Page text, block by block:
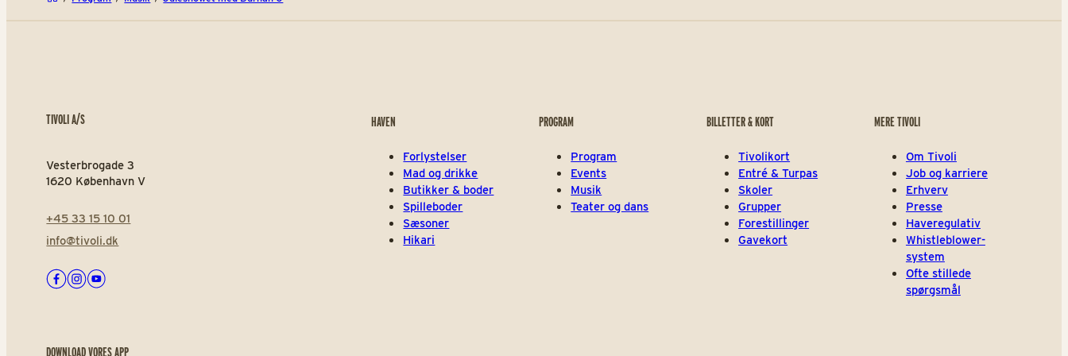
TIVOLI A/S
Vesterbrogade 3
1620 København V
+45 33 15 10 01
info@tivoli.dk
Facebook
Instagram
Youtube
DOWNLOAD VORES APP
HAVEN
Forlystelser
Mad og drikke
Butikker & boder
Spilleboder
Sæsoner
Hikari
PROGRAM
Program
Events
Musik
Teater og dans
BILLETTER & KORT
Tivolikort
Entré & Turpas
Skoler
Grupper
Forestillinger
Gavekort
MERE TIVOLI
Om Tivoli
Job og karriere
Erhverv
Presse
Haveregulativ
Whistleblower-
system
Ofte stillede
spørgsmål